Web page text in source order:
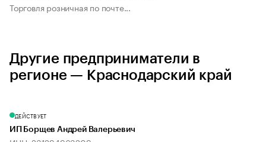
Торговля розничная по почте...
Другие предприниматели в
регионе — Краснодарский край
ДЕЙСТВУЕТ
ИП Борщев Андрей Валерьевич